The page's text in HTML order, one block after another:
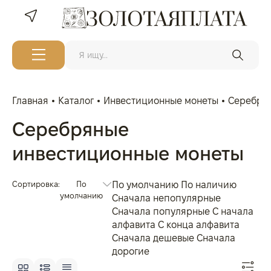
Главная Каталог Инвестиционные монеты
Серебряные
инвестиционные монеты
Сортировка:
По
умолчанию
По умолчанию По наличию
Сначала непопулярные
Сначала популярные С начала
алфавита С конца алфавита
Сначала дешевые Сначала
дорогие